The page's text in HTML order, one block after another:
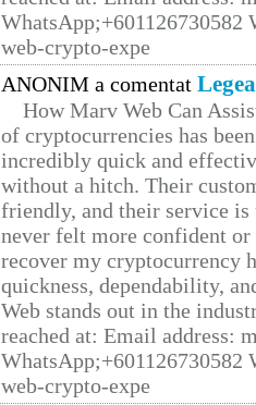
web-crypto-expe
ANONIM a comentat
How Marv Web Can
of cryptocurrencies has
incredibly quick and
without a hitch. Their
friendly, and their service
never felt more confident
recover my cryptocurrency
quickness, dependability,
Web stands out in the
reached at: Email address:
web-crypto-expe